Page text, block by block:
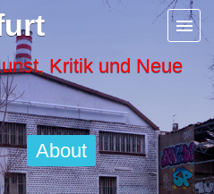
Kritik und Neue
About